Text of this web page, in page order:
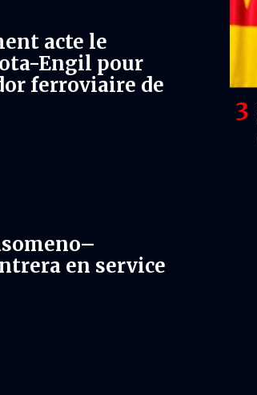
acte le
Engil pour
ferroviaire de
en service